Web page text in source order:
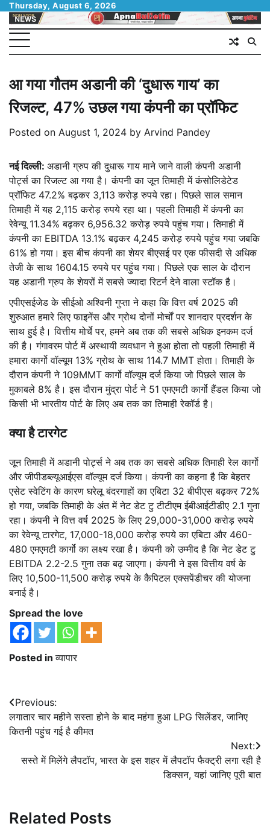
Skip
content
Thursday, August 6, 2026
आ गया गौतम अडानी की ‘दुधारू गाय’ का
रिजल्ट, 47% उछल गया कंपनी का प्रॉफिट
Posted on August 1, 2024 by Arvind Pandey
नई दिल्ली: अडानी ग्रुप की दुधारू गाय माने जाने वाली कंपनी अडानी
पोर्ट्स का रिजल्ट आ गया है। कंपनी का जून तिमाही में कंसोलिडेटेड
प्रॉफिट 47.2% बढ़कर 3,113 करोड़ रुपये रहा। पिछले साल समान
तिमाही में यह 2,115 करोड़ रुपये रहा था। पहली तिमाही में कंपनी का
रेवेन्यू 11.34% बढ़कर 6,956.32 करोड़ रुपये पहुंच गया। तिमाही में
कंपनी का EBITDA 13.1% बढ़कर 4,245 करोड़ रुपये पहुंच गया जबकि
61% हो गया। इस बीच कंपनी का शेयर बीएसई पर एक फीसदी से अधिक
तेजी के साथ 1604.15 रुपये पर पहुंच गया। पिछले एक साल के दौरान
यह अडानी ग्रुप के शेयरों में सबसे ज्यादा रिटर्न देने वाला स्टॉक है।
एपीएसईजेड के सीईओ अश्विनी गुप्ता ने कहा कि वित्त वर्ष 2025 की
शुरुआत हमारे लिए फाइनेंस और ग्रोथ दोनों मोर्चों पर शानदार प्रदर्शन के
साथ हुई है। वित्तीय मोर्चे पर, हमने अब तक की सबसे अधिक इनकम दर्ज
की है। गंगावरम पोर्ट में अस्थायी व्यवधान ने हुआ होता तो पहली तिमाही में
हमारा कार्गो वॉल्यूम 13% ग्रोथ के साथ 114.7 MMT होता। तिमाही के
दौरान कंपनी ने 109MMT कार्गो वॉल्यूम दर्ज किया जो पिछले साल के
मुकाबले 8% है। इस दौरान मुंद्रा पोर्ट ने 51 एमएमटी कार्गो हैंडल किया जो
किसी भी भारतीय पोर्ट के लिए अब तक का तिमाही रेकॉर्ड है।
क्या है टारगेट
जून तिमाही में अडानी पोर्ट्स ने अब तक का सबसे अधिक तिमाही रेल कार्गो
और जीपीडब्ल्यूआईएस वॉल्यूम दर्ज किया। कंपनी का कहना है कि बेहतर
एसेट स्वेटिंग के कारण घरेलू बंदरगाहों का एबिटा 32 बीपीएस बढ़कर 72%
हो गया, जबकि तिमाही के अंत में नेट डेट टु टीटीएम ईबीआईटीडीए 2.1 गुना
रहा। कंपनी ने वित्त वर्ष 2025 के लिए 29,000-31,000 करोड़ रुपये
का रेवेन्यू टारगेट, 17,000-18,000 करोड़ रुपये का एबिटा और 460-
480 एमएमटी कार्गो का लक्ष्य रखा है। कंपनी को उम्मीद है कि नेट डेट टु
EBITDA 2.2-2.5 गुना तक बढ़ जाएगा। कंपनी ने इस वित्तीय वर्ष के
लिए 10,500-11,500 करोड़ रुपये के कैपिटल एक्सपेंडीचर की योजना
बनाई है।
Spread the love
Posted inव्यापार
Post
navigation
Previous:
लगातार चार महीने सस्ता होने के बाद महंगा हुआ LPG सिलेंडर, जानिए
कितनी पहुंच गई है कीमत
Next:
सस्ते में मिलेंगे लैपटॉप, भारत के इस शहर में लैपटॉप फैक्ट्री लगा रही है
डिक्सन, यहां जानिए पूरी बात
Related Posts